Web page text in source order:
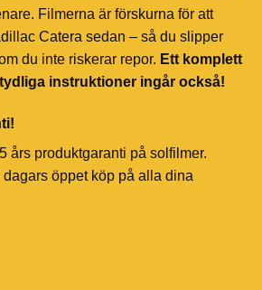
Filmerna är förskurna för att
Catera sedan – så du slipper
du inte riskerar repor. Ett komplett
instruktioner ingår också!
års produktgaranti på solfilmer.
öppet köp på alla dina